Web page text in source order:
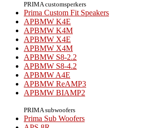
PRIMA customsperkers
Prima Custom Fit Speakers
APBMW K4E
APBMW K4M
APBMW X4E
APBMW X4M
APBMW S8-2.2
APBMW S8-4.2
APBMW A4E
APBMW ReAMP3
APBMW BIAMP2
PRIMA subwoofers
Prima Sub Woofers